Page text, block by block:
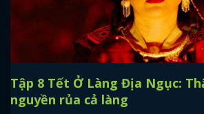
Tập 8 Tết Ở Làng Địa Ngục:
nguyền rủa cả làng